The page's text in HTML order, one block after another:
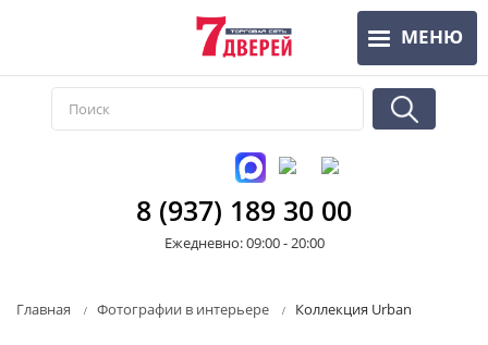
содержанию
МЕНЮ
8 (937) 189 30 00
Ежедневно: 09:00 - 20:00
Главная Фотографии в интерьере Коллекция Urban